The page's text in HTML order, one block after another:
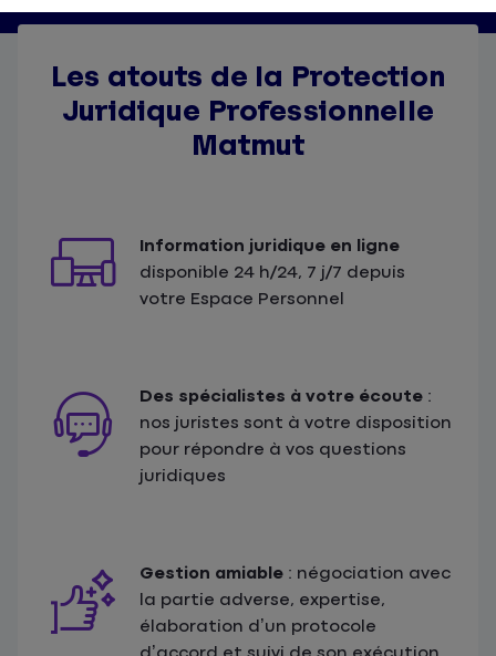
Les atouts de la Protection
Juridique Professionnelle
Matmut
Information juridique en ligne
disponible 24 h/24, 7 j/7 depuis
votre Espace Personnel
Des spécialistes à votre écoute :
nos juristes sont à votre disposition
pour répondre à vos questions
juridiques
Gestion amiable : négociation avec
la partie adverse, expertise,
élaboration d’un protocole